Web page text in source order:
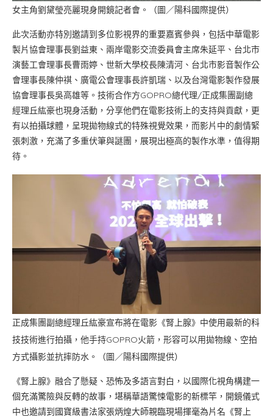
女主角劉黛瑩亮麗現身開鏡記者會。（圖／陽科國際提供）
此次活動亦特別邀請到多位影視界的重要嘉賓參與，包括中華電影
製片協會理事長劉益東、兩岸電影交流委員會主席朱延平、台北市
演藝工會理事長曹雨婷、世新大學校長陳清河、台北市影音製作公
會理事長陳仲祺、廣電公會理事長許凱瑞、以及台灣電影製作發展
協會理事長吳高雄等。技術合作方GOPRO總代理/正成集團副總
經理丘紘豪也現身活動，分享他們在電影技術上的支持與貢獻，更
有以拍攝球體，呈現拋物線式的特殊視覺效果，而影片中的劇情緊
張刺激，充滿了多重伏筆與謎團，展現出極高的製作水準，值得期
待。
正成集團副總經理丘紘豪宣布將在電影《腎上腺》中使用最新的科
技技術進行拍攝，他手持GOPRO火箭，形容可以用拋物線、空拍
方式攝影並抗摔防水。（圖／陽科國際提供）
《腎上腺》融合了懸疑、恐怖及多語言對白，以國際化視角構建一
個充滿驚險與反轉的故事，堪稱華語驚悚電影的新標竿，開鏡儀式
中也邀請到國寶級書法家張炳煌大師親臨現場揮毫為片名《腎上